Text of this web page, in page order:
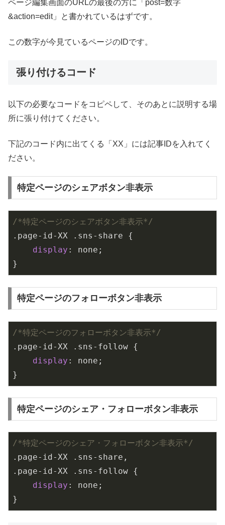
ページ編集画面のURLの最後の方に「post=数字
&action=edit」と書かれているはずです。
この数字が今見ているページのIDです。
張り付けるコード
以下の必要なコードをコピペして、そのあとに説明する場
所に張り付けてください。
下記のコード内に出てくる「XX」には記事IDを入れてく
ださい。
特定ページのシェアボタン非表示
/*特定ページのシェアボタン非表示*/
.page-id-XX
.sns-share {
display : none;
}
特定ページのフォローボタン非表示
/*特定ページのフォローボタン非表示*/
.page-id-XX
.sns-follow {
display : none;
}
特定ページのシェア・フォローボタン非表示
/*特定ページのシェア・フォローボタン非表示*/
.page-id-XX
.sns-share
.page-id-XX
.sns-follow {
display : none;
}